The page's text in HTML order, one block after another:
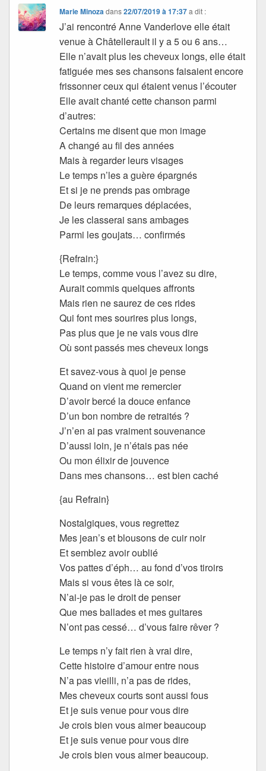
Marie Minozadans22/07/2019 à 17:37 a dit :
J’ai rencontré Anne Vanderlove elle était
venue à Châtellerault il y a 5 ou 6 ans…
Elle n’avait plus les cheveux longs, elle était
fatiguée mes ses chansons faisaient encore
frissonner ceux qui étaient venus l’écouter
Elle avait chanté cette chanson parmi
d’autres:
Certains me disent que mon image
A changé au fil des années
Mais à regarder leurs visages
Le temps n’les a guère épargnés
Et si je ne prends pas ombrage
De leurs remarques déplacées,
Je les classerai sans ambages
Parmi les goujats… confirmés
{Refrain:}
Le temps, comme vous l’avez su dire,
Aurait commis quelques affronts
Mais rien ne saurez de ces rides
Qui font mes sourires plus longs,
Pas plus que je ne vais vous dire
Où sont passés mes cheveux longs
Et savez-vous à quoi je pense
Quand on vient me remercier
D’avoir bercé la douce enfance
D’un bon nombre de retraités ?
J’n’en ai pas vraiment souvenance
D’aussi loin, je n’étais pas née
Ou mon élixir de jouvence
Dans mes chansons… est bien caché
{au Refrain}
Nostalgiques, vous regrettez
Mes jean’s et blousons de cuir noir
Et semblez avoir oublié
Vos pattes d’éph… au fond d’vos tiroirs
Mais si vous êtes là ce soir,
N’ai-je pas le droit de penser
Que mes ballades et mes guitares
N’ont pas cessé… d’vous faire rêver ?
Le temps n’y fait rien à vrai dire,
Cette histoire d’amour entre nous
N’a pas vieilli, n’a pas de rides,
Mes cheveux courts sont aussi fous
Et je suis venue pour vous dire
Je crois bien vous aimer beaucoup
Et je suis venue pour vous dire
Je crois bien vous aimer beaucoup.